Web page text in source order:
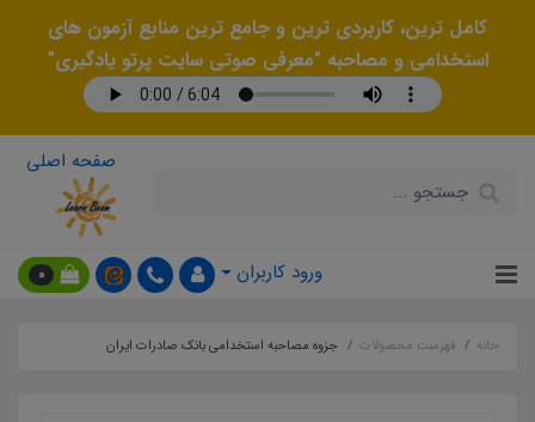
کامل ترین، کاربردی ترین و جامع ترین منابع آزمون های
استخدامی و مصاحبه "معرفی صوتی سایت پرتو یادگیری"
صفحه اصلی
ورود کاربران 0
خانه فهرست محصولات جزوه مصاحبه استخدامی بانک صادرات ایران